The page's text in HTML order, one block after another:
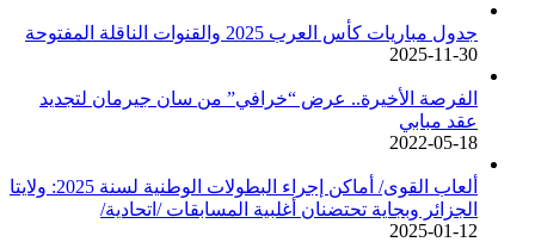
جدول مباريات كأس العرب 2025 والقنوات الناقلة المفتوحة
2025-11-30
الفرصة الأخيرة.. عرض “خرافي” من سان جيرمان لتجديد
عقد مبابي
2022-05-18
ألعاب القوى/ أماكن إجراء البطولات الوطنية لسنة 2025: ولايتا
الجزائر وبجاية تحتضنان أغلبية المسابقات /اتحادية/
2025-01-12